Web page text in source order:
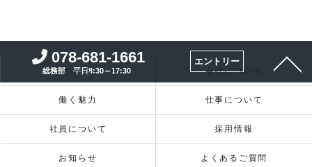
078-681-1661
総務部 平日8:30～17:30
エントリー
ホーム 会社について
働く魅力 仕事について
社員について 採用情報
お知らせ よくあるご質問